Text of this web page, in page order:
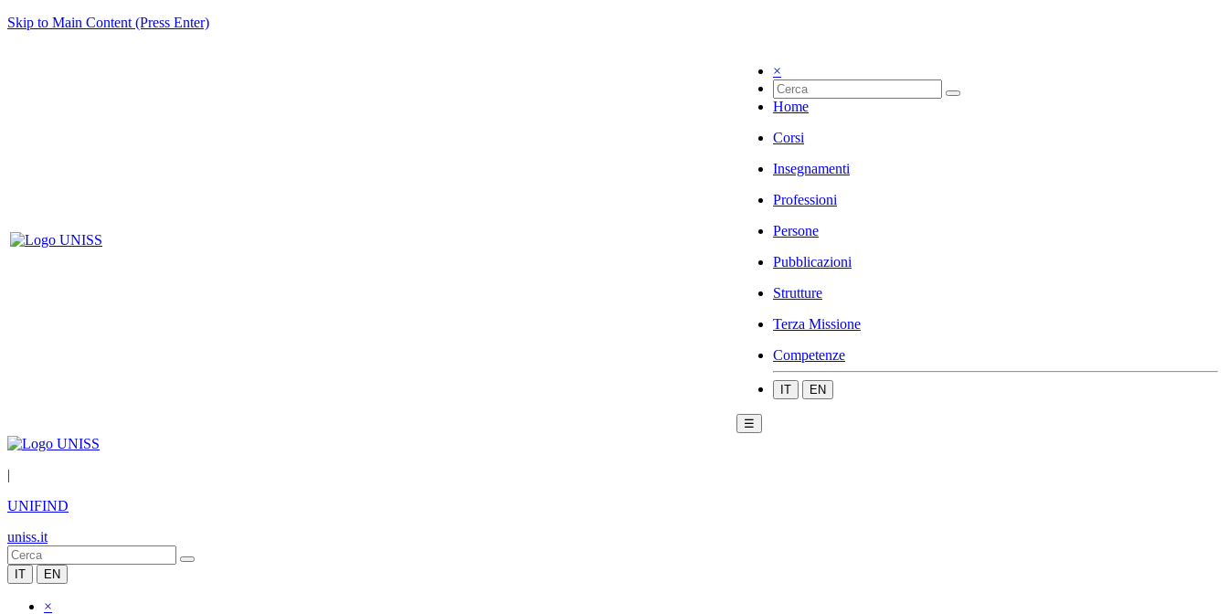
Skip to Main Content (Press Enter)
×
Home
Corsi
Insegnamenti
Professioni
Persone
Pubblicazioni
Strutture
Terza Missione
Competenze
IT EN
☰
|
UNIFIND
uniss.it
IT EN
×